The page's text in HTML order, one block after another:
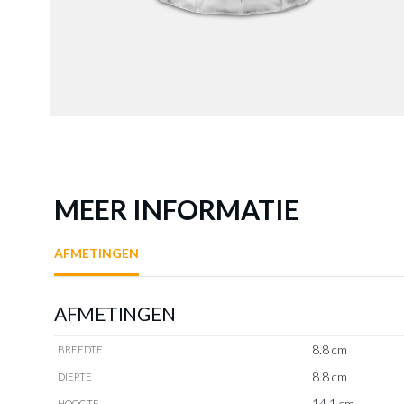
MEER INFORMATIE
AFMETINGEN
AFMETINGEN
BREEDTE 8.8 cm
DIEPTE 8.8 cm